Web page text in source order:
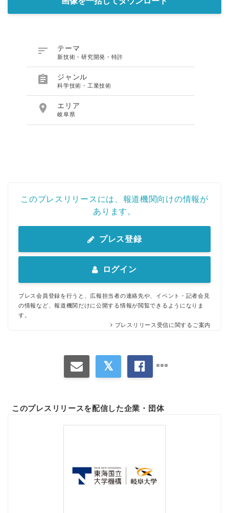
 テーマ
新技術・研究開発・特許
 ジャンル
科学技術・工業技術
 エリア
岐阜県
このプレスリリースには、報道機関向けの情報が
あります。
プレス登録
ログイン
プレス会員登録を行うと、広報担当者の連絡先や、イベント・記者会見
の情報など、報道機関だけに公開する情報が閲覧できるようになりま
す。
プレスリリース受信に関するご案内
このプレスリリースを配信した企業・団体